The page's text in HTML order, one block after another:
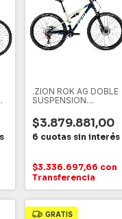
.ZION ROK AG DOBLE
SUSPENSION
$3.879.881,00
$3.336.697,66 con
Transferencia
GRATIS